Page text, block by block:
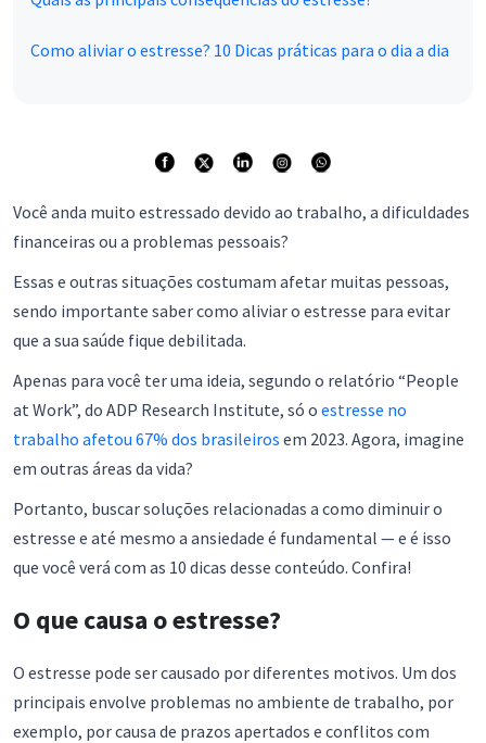
Como aliviar o estresse? 10 Dicas práticas para o dia a dia
Você anda muito estressado devido ao trabalho, a dificuldades
financeiras ou a problemas pessoais?
Essas e outras situações costumam afetar muitas pessoas,
sendo importante saber como aliviar o estresse para evitar
que a sua saúde fique debilitada.
Apenas para você ter uma ideia, segundo o relatório “People
at Work”, do ADP Research Institute, só o estresse no
trabalho afetou 67% dos brasileiros em 2023. Agora, imagine
em outras áreas da vida?
Portanto, buscar soluções relacionadas a como diminuir o
estresse e até mesmo a ansiedade é fundamental — e é isso
que você verá com as 10 dicas desse conteúdo. Confira!
O que causa o estresse?
O estresse pode ser causado por diferentes motivos. Um dos
principais envolve problemas no ambiente de trabalho, por
exemplo, por causa de prazos apertados e conflitos com